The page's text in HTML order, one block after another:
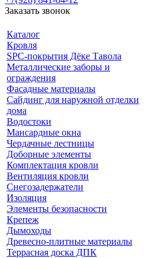
Заказать звонок
Каталог
Кровля
SPC-покрытия Дёке Тавола
Металлические заборы и
ограждения
Фасадные материалы
Сайдинг для наружной отделки
дома
Водостоки
Мансардные окна
Чердачные лестницы
Доборные элементы
Комплектация кровли
Вентиляция кровли
Снегозадержатели
Изоляция
Элементы безопасности
Крепеж
Дымоходы
Древесно-плитные материалы
Террасная доска ДПК